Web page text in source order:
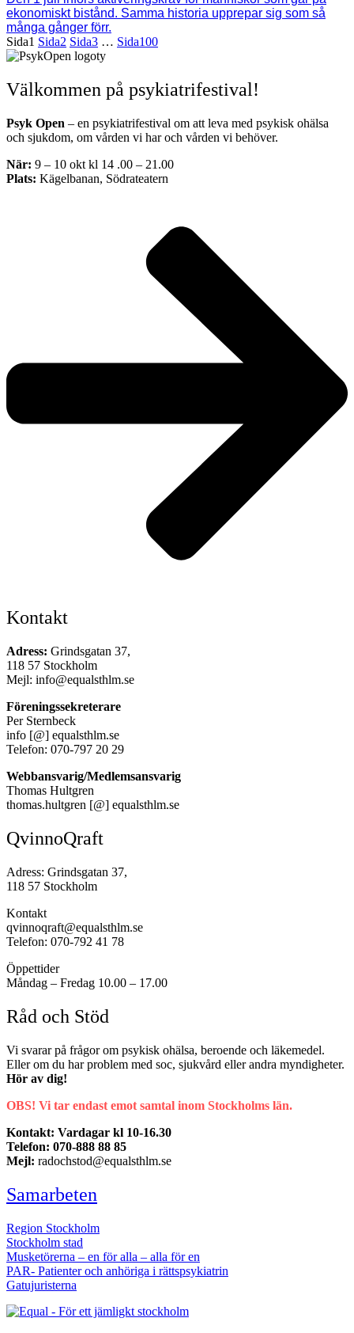
ekonomiskt bistånd. Samma historia upprepar sig som så
många gånger förr.
Sida1 Sida2 Sida3 … Sida100
Välkommen på psykiatrifestival!
Psyk Open – en psykiatrifestival om att leva med psykisk ohälsa
och sjukdom, om vården vi har och vården vi behöver.
När: 9 – 10 okt kl 14 .00 – 21.00
Plats: Kägelbanan, Södrateatern
Kontakt
Adress: Grindsgatan 37,
118 57 Stockholm
Mejl: info@equalsthlm.se
Föreningssekreterare
Per Sternbeck
info [@] equalsthlm.se
Telefon: 070-797 20 29
Webbansvarig/Medlemsansvarig
Thomas Hultgren
thomas.hultgren [@] equalsthlm.se
QvinnoQraft
Adress: Grindsgatan 37,
118 57 Stockholm
Kontakt
qvinnoqraft@equalsthlm.se
Telefon: 070-792 41 78
Öppettider
Måndag – Fredag 10.00 – 17.00
Råd och Stöd
Vi svarar på frågor om psykisk ohälsa, beroende och läkemedel.
Eller om du har problem med soc, sjukvård eller andra myndigheter.
Hör av dig!
OBS! Vi tar endast emot samtal inom Stockholms län.
Kontakt: Vardagar kl 10-16.30
Telefon: 070-888 88 85
Mejl: radochstod@equalsthlm.se
Samarbeten
Region Stockholm
Stockholm stad
Musketörerna – en för alla – alla för en
PAR- Patienter och anhöriga i rättspsykiatrin
Gatujuristerna